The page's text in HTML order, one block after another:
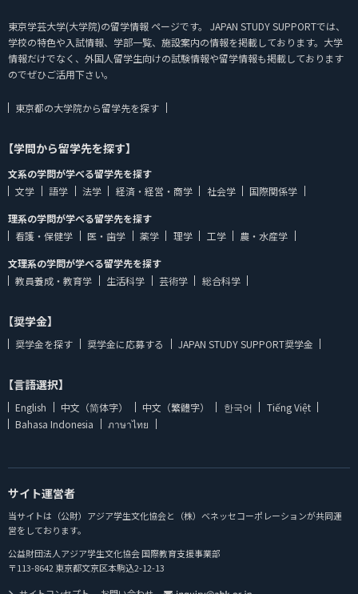
東京学芸大学(大学院)の留学情報 ページです。 JAPAN STUDY SUPPORTでは、
学校の特色や入試情報、学部一覧、施設案内の情報を掲載しております。大学
情報だけでなく、外国人留学生向けの試験情報や留学情報も掲載しております
のでぜひご活用下さい。
東京都の大学院から留学先を探す
【学問から留学先を探す】
文系の学問が学べる留学先を探す
文学
語学 法学 経済・経営・商学 社会学
国際関係学
理系の学問が学べる留学先を探す
看護・保健学
医・歯学 薬学 理学 工学
農・水産学
文理系の学問が学べる留学先を探す
教員養成・教育学
生活科学 芸術学 総合科学
【奨学金】
奨学金を探す 奨学金に応募する JAPAN STUDY SUPPORT奨学金
【言語選択】
English 中文（简体字） 中文（繁體字） 한국어
Tiếng Việt
Bahasa Indonesia
ภาษาไทย
サイト運営者
当サイトは（公財）アジア学生文化協会と（株）ベネッセコーポレーションが共同運
営をしております。
公益財団法人アジア学生文化協会 国際教育支援事業部
〒113-8642 東京都文京区本駒込2-12-13